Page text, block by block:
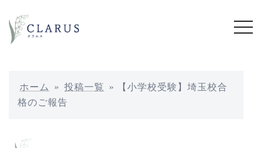
ン
ホーム » 投稿一覧 »
【小学校受験】埼玉校合
格のご報告